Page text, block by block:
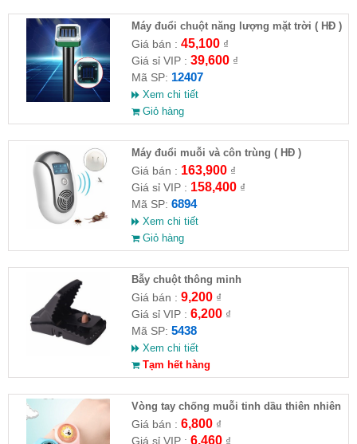
Máy đuổi chuột năng lượng mặt trời ( HĐ )
Giá bán : 45,100₫
Giá sỉ VIP : 39,600₫
Mã SP: 12407
Xem chi tiết
Giỏ hàng
Máy đuổi muỗi và côn trùng ( HĐ )
Giá bán : 163,900₫
Giá sỉ VIP : 158,400₫
Mã SP: 6894
Xem chi tiết
Giỏ hàng
Bẫy chuột thông minh
Giá bán : 9,200₫
Giá sỉ VIP : 6,200₫
Mã SP: 5438
Xem chi tiết
Tạm hết hàng
Vòng tay chống muỗi tinh dầu thiên nhiên
Giá bán : 6,800₫
Giá sỉ VIP : 6,460₫